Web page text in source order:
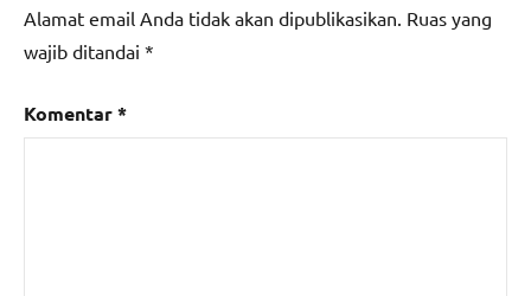
Alamat email Anda tidak akan dipublikasikan. Ruas yang
wajib ditandai *
Komentar*